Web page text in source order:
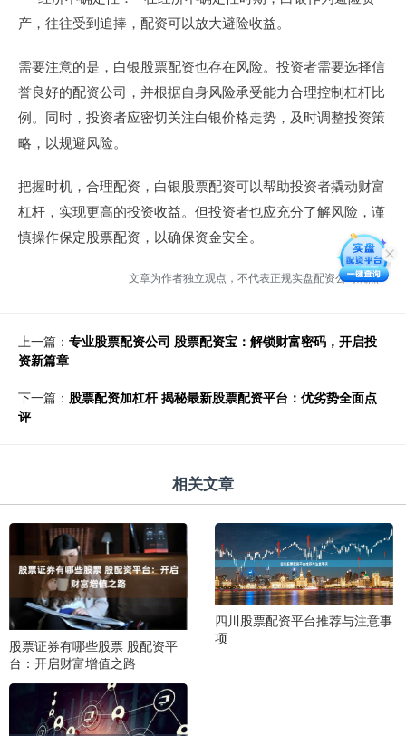
产，往往受到追捧，配资可以放大避险收益。
需要注意的是，白银股票配资也存在风险。投资者需要选择信
誉良好的配资公司，并根据自身风险承受能力合理控制杠杆比
例。同时，投资者应密切关注白银价格走势，及时调整投资策
略，以规避风险。
把握时机，合理配资，白银股票配资可以帮助投资者撬动财富
杠杆，实现更高的投资收益。但投资者也应充分了解风险，谨
慎操作保定股票配资，以确保资金安全。
文章为作者独立观点，不代表正规实盘配资公司观点
上一篇： 专业股票配资公司 股票配资宝：解锁财富密码，开启投
资新篇章
下一篇： 股票配资加杠杆 揭秘最新股票配资平台：优劣势全面点
评
相关文章
股票证券有哪些股票 股配资平
台：开启财富增值之路
四川股票配资平台推荐与注意事
项